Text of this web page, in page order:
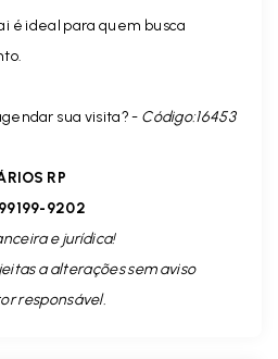
é ideal para quem busca
sua visita? - Código:16453
RP
9202
e jurídica!
a alterações sem aviso
responsável.